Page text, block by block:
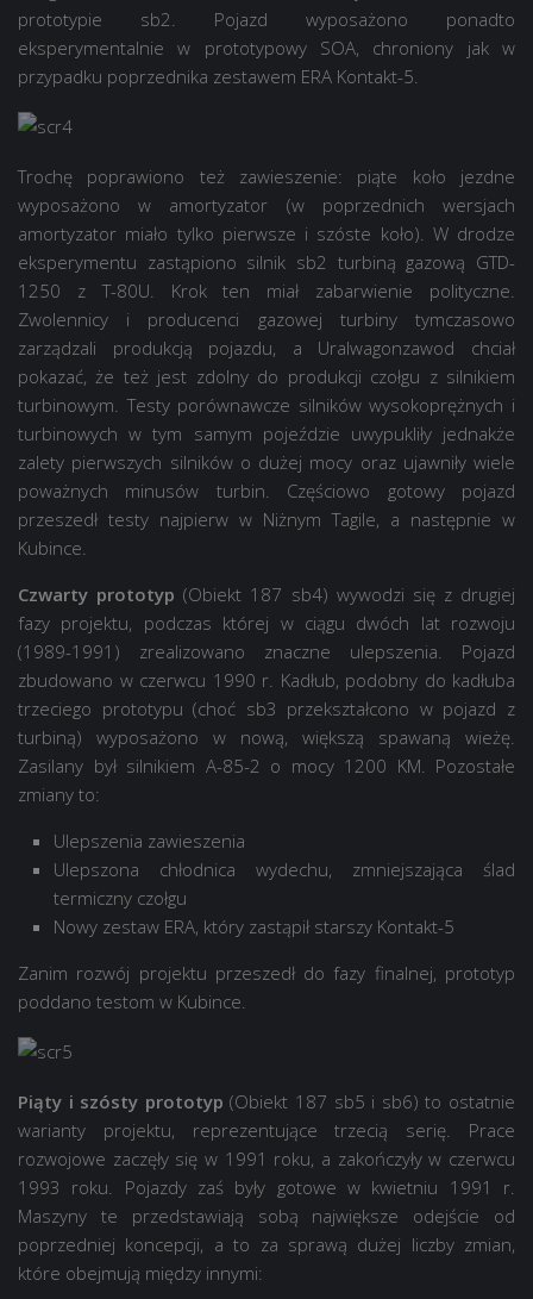
prototypie sb2. Pojazd wyposażono ponadto
eksperymentalnie w prototypowy SOA, chroniony jak w
przypadku poprzednika zestawem ERA Kontakt-5.
Trochę poprawiono też zawieszenie: piąte koło jezdne
wyposażono w amortyzator (w poprzednich wersjach
amortyzator miało tylko pierwsze i szóste koło). W drodze
eksperymentu zastąpiono silnik sb2 turbiną gazową GTD-
1250 z T-80U. Krok ten miał zabarwienie polityczne.
Zwolennicy i producenci gazowej turbiny tymczasowo
zarządzali produkcją pojazdu, a Uralwagonzawod chciał
pokazać, że też jest zdolny do produkcji czołgu z silnikiem
turbinowym. Testy porównawcze silników wysokoprężnych i
turbinowych w tym samym pojeździe uwypukliły jednakże
zalety pierwszych silników o dużej mocy oraz ujawniły wiele
poważnych minusów turbin. Częściowo gotowy pojazd
przeszedł testy najpierw w Niżnym Tagile, a następnie w
Kubince.
Czwarty prototyp (Obiekt 187 sb4) wywodzi się z drugiej
fazy projektu, podczas której w ciągu dwóch lat rozwoju
(1989-1991) zrealizowano znaczne ulepszenia. Pojazd
zbudowano w czerwcu 1990 r. Kadłub, podobny do kadłuba
trzeciego prototypu (choć sb3 przekształcono w pojazd z
turbiną) wyposażono w nową, większą spawaną wieżę.
Zasilany był silnikiem A-85-2 o mocy 1200 KM. Pozostałe
zmiany to:
Ulepszenia zawieszenia
Ulepszona chłodnica wydechu, zmniejszająca ślad
termiczny czołgu
Nowy zestaw ERA, który zastąpił starszy Kontakt-5
Zanim rozwój projektu przeszedł do fazy finalnej, prototyp
poddano testom w Kubince.
Piąty i szósty prototyp (Obiekt 187 sb5 i sb6) to ostatnie
warianty projektu, reprezentujące trzecią serię. Prace
rozwojowe zaczęły się w 1991 roku, a zakończyły w czerwcu
1993 roku. Pojazdy zaś były gotowe w kwietniu 1991 r.
Maszyny te przedstawiają sobą największe odejście od
poprzedniej koncepcji, a to za sprawą dużej liczby zmian,
które obejmują między innymi: